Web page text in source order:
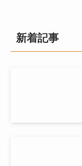
新着記事